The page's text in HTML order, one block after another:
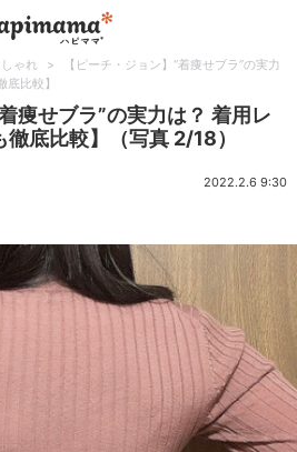
ゃれ >
【ピーチ・ジョン】“着痩せブラ”の実力
比較】
痩せブラ”の実力は？ 着用レ
底比較】（写真 2/18）
2022.2.6 9:30